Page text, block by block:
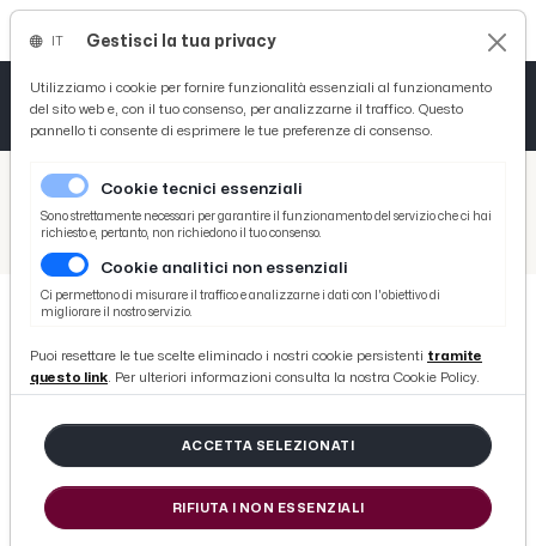
/ Picenotime
/ Comunicati Stampa
Terremoto, appello Coldiretti: ''Servono camper e roulotte per allevatori''
Terremoto, appello Coldiretti:
''Servono camper e roulotte per
allevatori''
di Redazione Picenotime
Gestisci la tua privacy
Utilizziamo i cookie per fornire funzionalità essenziali al funzionamento
del sito web e, con il tuo consenso, per analizzarne il traffico. Questo
pannello ti consente di esprimere le tue preferenze di consenso.
Cookie tecnici essenziali
Sono strettamente necessari per garantire il funzionamento del servizio che ci hai
richiesto e, pertanto, non richiedono il tuo consenso.
Cookie analitici non essenziali
Ci permettono di misurare il traffico e analizzarne i dati con l'obiettivo di
migliorare il nostro servizio.
Puoi resettare le tue scelte eliminado i nostri cookie persistenti tramite
questo link. Per ulteriori informazioni consulta la nostra Cookie Policy.
ACCETTA SELEZIONATI
RIFIUTA I NON ESSENZIALI
Tutto News
Tutto Sport
Basket
Ciclismo
Tutto Curiosità